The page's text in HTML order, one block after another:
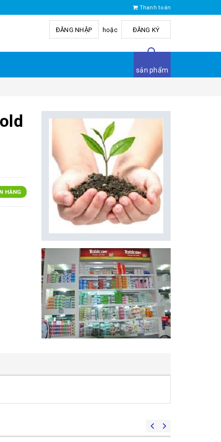
Thanh toán
ĐĂNG NHẬP hoặc ĐĂNG KÝ
sản phẩm
HÀNG